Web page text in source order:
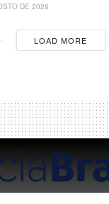
DE 2026
LOAD MORE